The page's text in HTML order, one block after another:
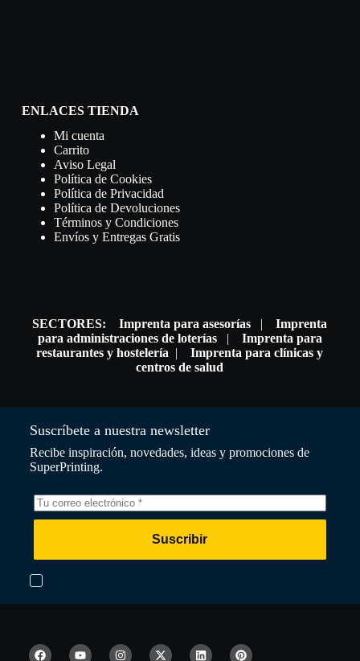
ENLACES TIENDA
Mi cuenta
Carrito
Aviso Legal
Política de Cookies
Política de Privacidad
Política de Devoluciones
Términos y Condiciones
Envíos y Entregas Gratis
SECTORES: Imprenta para asesorías |Imprenta
para administraciones de loterías| Imprenta para
restaurantes y hostelería |Imprenta para clínicas y
centros de salud
Suscríbete a nuestra newsletter
Recibe inspiración, novedades, ideas y promociones de
SuperPrinting.
Suscribir